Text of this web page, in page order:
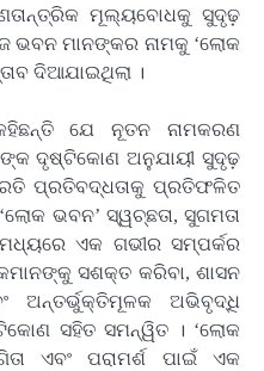
ମୂଲ୍ୟବୋଧକୁ ସୁଦୃଢ଼
ଭବନ ମାନଙ୍କର ନାମକୁ ‘ଲୋକ
ଦିଆଯାଇଥିଲା ।
ଯେ ନୂତନ ନାମକରଣ
ଦୃଷ୍ଟିକୋଣ ଅନୁଯାୟୀ ସୁଦୃଢ଼
ପ୍ରତିବଦ୍ଧତାକୁ ପ୍ରତିଫଳିତ
ଭବନ’ ସ୍ୱଚ୍ଛତା, ସୁଗମତା
ଏକ ଗଭୀର ସମ୍ପର୍କର
ସଶକ୍ତ କରିବା, ଶାସନ
ଅନ୍ତର୍ଭୁକ୍ତିମୂଳକ ଅଭିବୃଦ୍ଧି
ସହିତ ସମନ୍ୱିତ । ‘ଲୋକ
ଏବଂ ପରାମର୍ଶ ପାଇଁ ଏକ